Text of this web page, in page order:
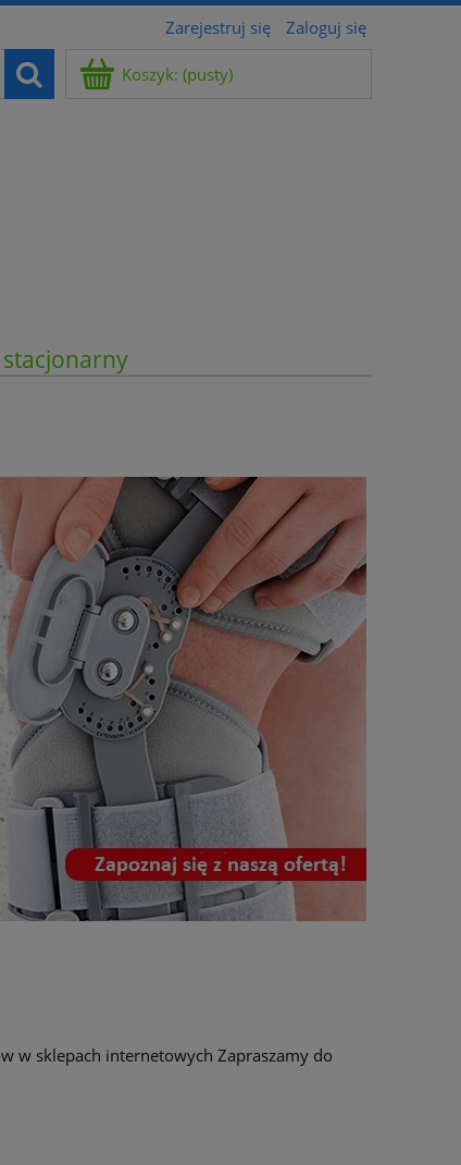
Zarejestruj się Zaloguj się
Koszyk: (pusty)
stacjonarny
w sklepach internetowych Zapraszamy do